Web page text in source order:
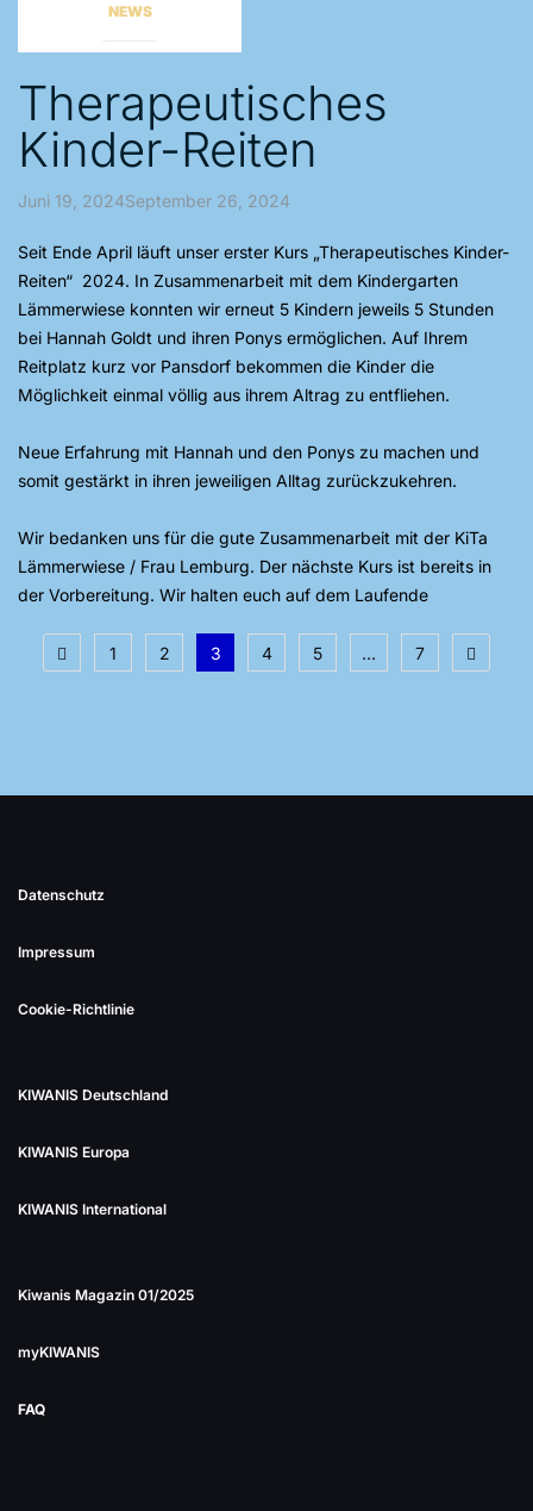
NEWS
Therapeutisches
Kinder-Reiten
Juni 19, 2024September 26, 2024
Seit Ende April läuft unser erster Kurs „Therapeutisches Kinder-
Reiten“ 2024. In Zusammenarbeit mit dem Kindergarten
Lämmerwiese konnten wir erneut 5 Kindern jeweils 5 Stunden
bei Hannah Goldt und ihren Ponys ermöglichen. Auf Ihrem
Reitplatz kurz vor Pansdorf bekommen die Kinder die
Möglichkeit einmal völlig aus ihrem Altrag zu entfliehen.
Neue Erfahrung mit Hannah und den Ponys zu machen und
somit gestärkt in ihren jeweiligen Alltag zurückzukehren.
Wir bedanken uns für die gute Zusammenarbeit mit der KiTa
Lämmerwiese / Frau Lemburg. Der nächste Kurs ist bereits in
der Vorbereitung. Wir halten euch auf dem Laufende
Seitennummerierung
1 2 3 4 5 … 7
Datenschutz
Impressum
Cookie-Richtlinie
KIWANIS Deutschland
KIWANIS Europa
KIWANIS International
Kiwanis Magazin 01/2025
myKIWANIS
FAQ